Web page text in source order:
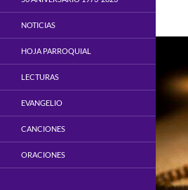
NOTICIAS
HOJA PARROQUIAL
LECTURAS
EVANGELIO
CANCIONES
ORACIONES